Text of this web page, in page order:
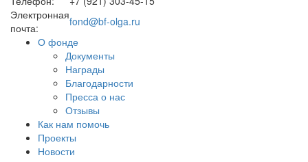
Электронная
почта:
fond@bf-olga.ru
О фонде
Документы
Награды
Благодарности
Пресса о нас
Отзывы
Как нам помочь
Проекты
Новости